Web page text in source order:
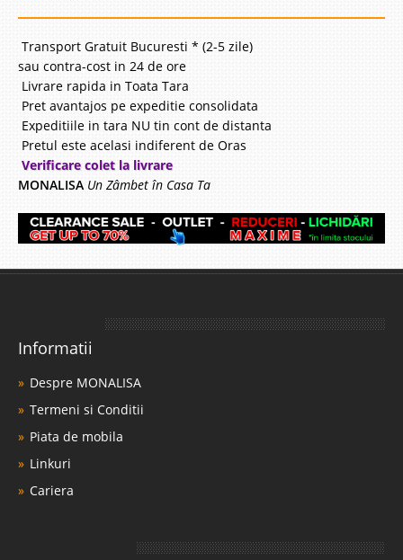
Transport Gratuit Bucuresti * (2-5 zile)
sau contra-cost in 24 de ore
Livrare rapida in Toata Tara
Pret avantajos pe expeditie consolidata
Expeditiile in tara NU tin cont de distanta
Pretul este acelasi indiferent de Oras
Verificare colet la livrare
MONALISA Un Zâmbet în Casa Ta
Informatii
Despre MONALISA
Termeni si Conditii
Piata de mobila
Linkuri
Cariera